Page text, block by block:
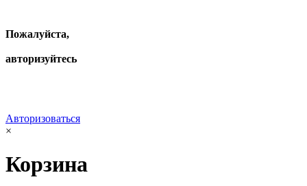
Пожалуйста,
авторизуйтесь
Авторизоваться
×
Корзина